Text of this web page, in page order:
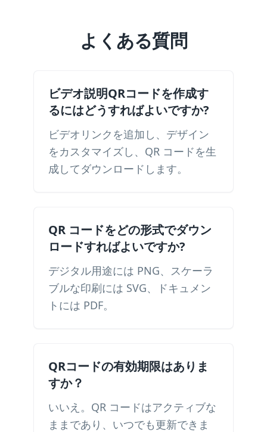
よくある質問
ビデオ説明QRコードを作成す
るにはどうすればよいですか?
ビデオリンクを追加し、デザイン
をカスタマイズし、QR コードを生
成してダウンロードします。
QR コードをどの形式でダウン
ロードすればよいですか?
デジタル用途には PNG、スケーラ
ブルな印刷には SVG、ドキュメン
トには PDF。
QRコードの有効期限はありま
すか？
いいえ。QR コードはアクティブな
ままであり、いつでも更新できま